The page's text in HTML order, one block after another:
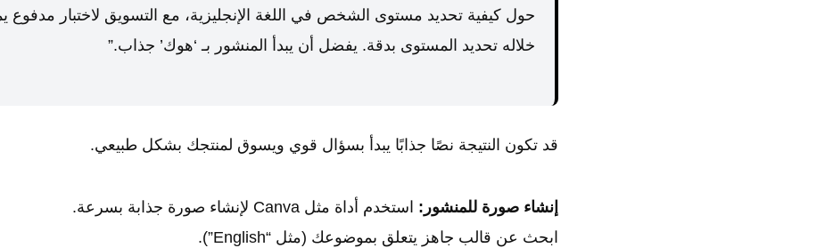
حول كيفية تحديد مستوى الشخص في اللغة الإنجليزية، مع التسويق لاختبار
خلاله تحديد المستوى بدقة. يفضل أن يبدأ المنشور بـ ‘هوك’ جذاب.”
قد تكون النتيجة نصًا جذابًا يبدأ بسؤال قوي ويسوق لمنتجك بشكل طبيعي.
إنشاء صورة للمنشور: استخدم أداة مثل Canva لإنشاء صورة جذابة بسرعة.
ابحث عن قالب جاهز يتعلق بموضوعك (مثل “English”).